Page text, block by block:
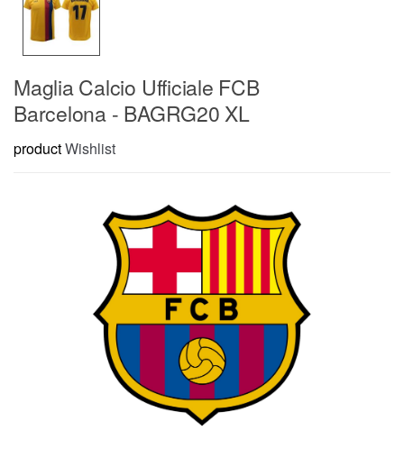
Maglia Calcio Ufficiale FCB
Barcelona - BAGRG20 XL
productWishlist